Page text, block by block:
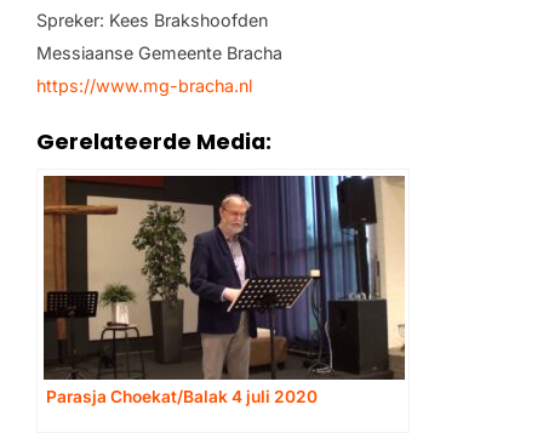
Spreker: Kees Brakshoofden
Messiaanse Gemeente Bracha
https://www.mg-bracha.nl
Gerelateerde Media:
Parasja Choekat/Balak 4 juli 2020